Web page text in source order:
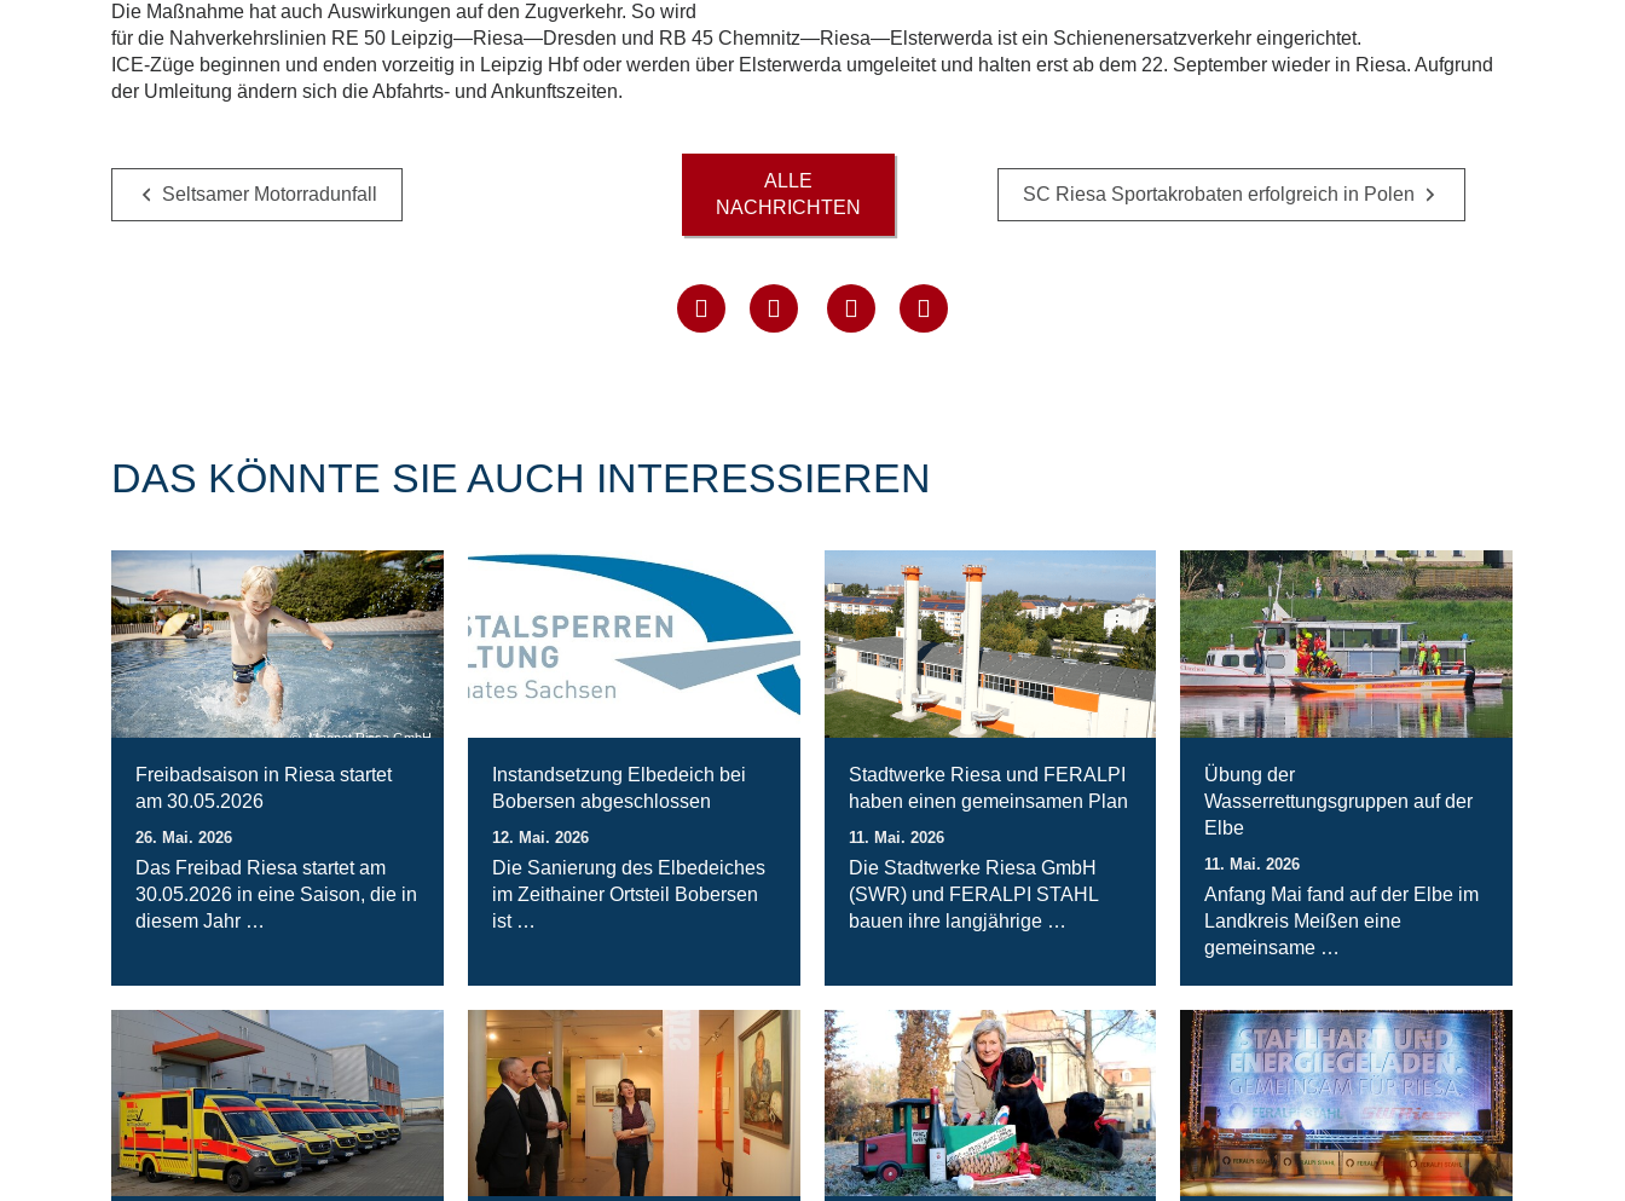
Die Maßnahme hat auch Auswirkungen auf den Zugverkehr. So wird
für die Nahverkehrslinien RE 50 Leipzig―Riesa―Dresden und RB 45 Chemnitz―Riesa―Elsterwerda ist ein Schienenersatzverkehr eingerichtet.
ICE-Züge beginnen und enden vorzeitig in Leipzig Hbf oder werden über Elsterwerda umgeleitet und halten erst ab dem 22. September wieder in Riesa. Aufgrund
der Umleitung ändern sich die Abfahrts- und Ankunftszeiten.
Seltsamer Motorradunfall
ALLE
NACHRICHTEN
SC Riesa Sportakrobaten erfolgreich in Polen
DAS KÖNNTE SIE AUCH INTERESSIEREN
Magnet Riesa GmbH
Freibadsaison in Riesa startet
am 30.05.2026
26. Mai. 2026
Das Freibad Riesa startet am
30.05.2026 in eine Saison, die in
diesem Jahr …
Instandsetzung Elbedeich bei
Bobersen abgeschlossen
12. Mai. 2026
Die Sanierung des Elbedeiches
im Zeithainer Ortsteil Bobersen
ist …
Stadtwerke Riesa und FERALPI
haben einen gemeinsamen Plan
11. Mai. 2026
Die Stadtwerke Riesa GmbH
(SWR) und FERALPI STAHL
bauen ihre langjährige …
Übung der
Wasserrettungsgruppen auf der
Elbe
11. Mai. 2026
Anfang Mai fand auf der Elbe im
Landkreis Meißen eine
gemeinsame …